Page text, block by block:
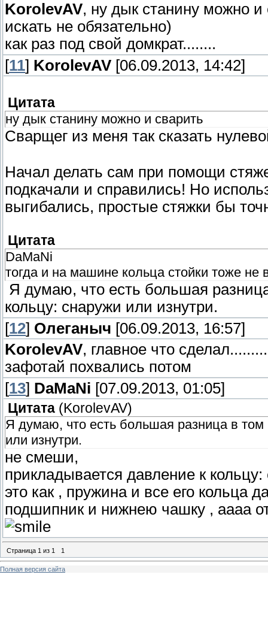
KorolevAV, ну дык станину можно и
искать не обязательно)
как раз под свой домкрат........
[11] KorolevAV [06.09.2013, 14:42]
Цитата
ну дык станину можно и сварить
Сварщег из меня так сказать
Начал делать сам при помощи
подкачали и справились! Но
выгибались, простые стяжки бы
Цитата
DaMaNi
тогда и на машине кольца стойки тоже
Я думаю, что есть большая
кольцу: снаружи или изнутри.
[12] Олеганыч [06.09.2013, 16:57]
KorolevAV, главное что сделал.........
зафотай похвались потом
[13] DaMaNi [07.09.2013, 01:05]
Цитата ( KorolevAV)
Я думаю, что есть большая разница в том
или изнутри.
не смеши,
прикладывается давление к
это как , пружина и все его кольца
подшипник и нижнею чашку , аааа
Страница 1 из 1 1
Полная версия сайта